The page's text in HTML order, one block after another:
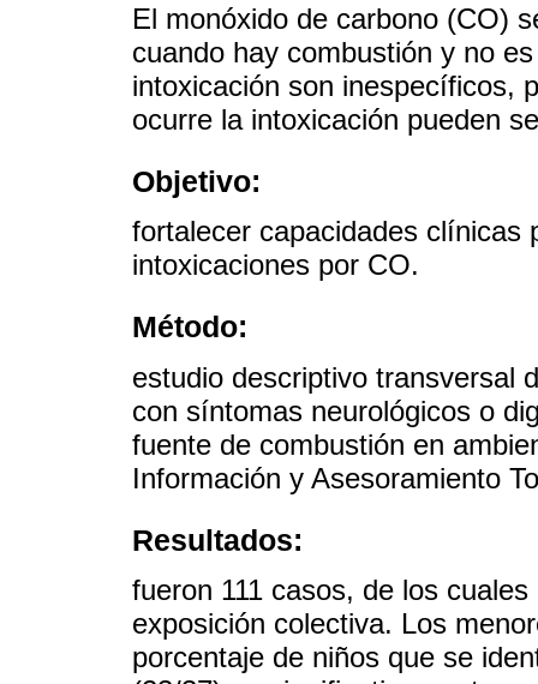
El monóxido de carbono (CO)
cuando hay combustión y no
intoxicación son inespecíficos,
ocurre la intoxicación pueden
Objetivo:
fortalecer capacidades clínicas
intoxicaciones por CO.
Método:
estudio descriptivo transversal
con síntomas neurológicos o
fuente de combustión en
Información y Asesoramiento
Resultados:
fueron 111 casos, de los
exposición colectiva. Los
porcentaje de niños que se